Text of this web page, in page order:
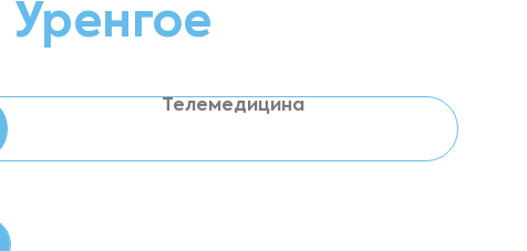
Телемедицина